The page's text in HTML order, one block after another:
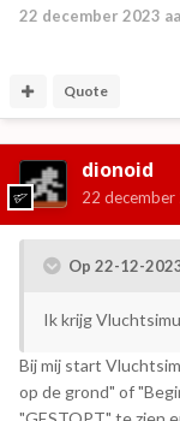
22 december 2023
Quote
dionoid
22 december
Op 22-12-
Ik krijg
Bij mij start
op de grond" of